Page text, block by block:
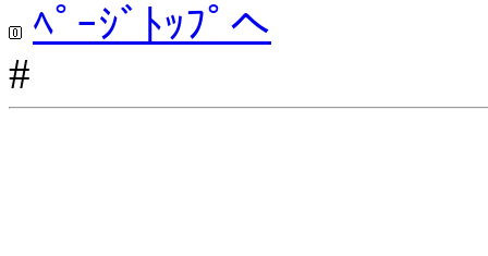
ﾍﾟｰｼﾞﾄｯﾌﾟへ
#